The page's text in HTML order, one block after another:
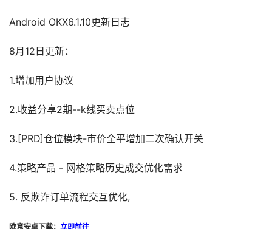
Android OKX6.1.10更新日志
8月12日更新：
1.增加用户协议
2.收益分享2期--k线买卖点位
3.[PRD]仓位模块-市价全平增加二次确认开关
4.策略产品 - 网格策略历史成交优化需求
5. 反欺诈订单流程交互优化,
欧意安卓下载： 立即前往